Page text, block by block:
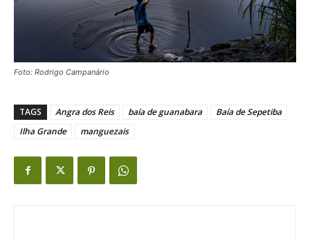
Foto: Rodrigo Campanário
TAGS Angra dos Reis baía de guanabara
Baía de Sepetiba
Ilha Grande
manguezais